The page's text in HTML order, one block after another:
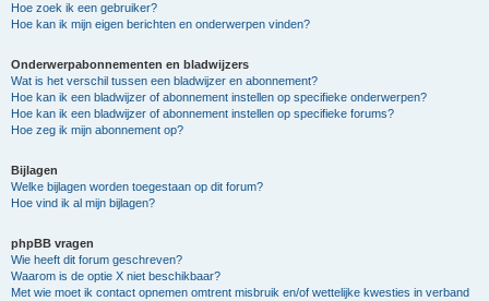
Hoe zoek ik een gebruiker?
Hoe kan ik mijn eigen berichten en onderwerpen vinden?
Onderwerpabonnementen en bladwijzers
Wat is het verschil tussen een bladwijzer en abonnement?
Hoe kan ik een bladwijzer of abonnement instellen op specifieke onderwerpen?
Hoe kan ik een bladwijzer of abonnement instellen op specifieke forums?
Hoe zeg ik mijn abonnement op?
Bijlagen
Welke bijlagen worden toegestaan op dit forum?
Hoe vind ik al mijn bijlagen?
phpBB vragen
Wie heeft dit forum geschreven?
Waarom is de optie X niet beschikbaar?
Met wie moet ik contact opnemen omtrent misbruik en/of wettelijke kwesties in verband